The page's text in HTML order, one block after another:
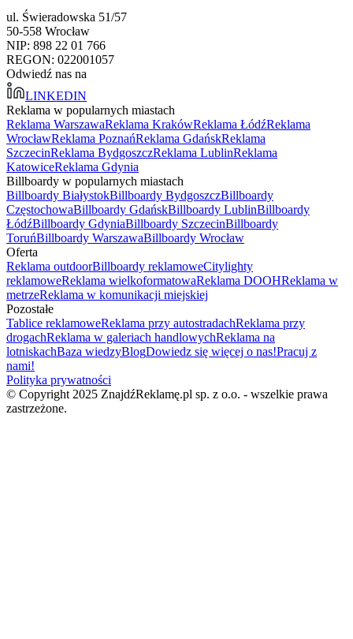
ul. Świeradowska 51/57
50-558 Wrocław
NIP: 898 22 01 766
REGON: 022001057
Odwiedź nas na
LINKEDIN
Reklama w popularnych miastach
Reklama WarszawaReklama KrakówReklama ŁódźReklama
WrocławReklama PoznańReklama GdańskReklama
SzczecinReklama BydgoszczReklama LublinReklama
KatowiceReklama Gdynia
Billboardy w popularnych miastach
Billboardy BiałystokBillboardy BydgoszczBillboardy
CzęstochowaBillboardy GdańskBillboardy LublinBillboardy
ŁódźBillboardy GdyniaBillboardy SzczecinBillboardy
ToruńBillboardy WarszawaBillboardy Wrocław
Oferta
Reklama outdoorBillboardy reklamoweCitylighty
reklamoweReklama wielkoformatowaReklama DOOHReklama w
metrzeReklama w komunikacji miejskiej
Pozostałe
Tablice reklamoweReklama przy autostradachReklama przy
drogachReklama w galeriach handlowychReklama na
lotniskachBaza wiedzyBlogDowiedz się więcej o nas!Pracuj z
nami!
Polityka prywatności
© Copyright 2025 ZnajdźReklamę.pl sp. z o.o. - wszelkie prawa
zastrzeżone.